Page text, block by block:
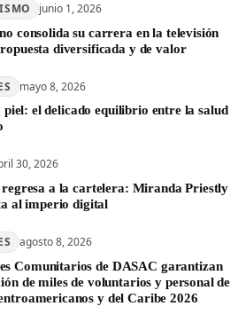
junio 1, 2026
consolida su carrera en la televisión
diversificada y de valor
mayo 8, 2026
piel: el delicado equilibrio entre la salud
30, 2026
a la cartelera: Miranda Priestly
al imperio digital
agosto 8, 2026
Comunitarios de DASAC garantizan
de miles de voluntarios y personal de
y del Caribe 2026